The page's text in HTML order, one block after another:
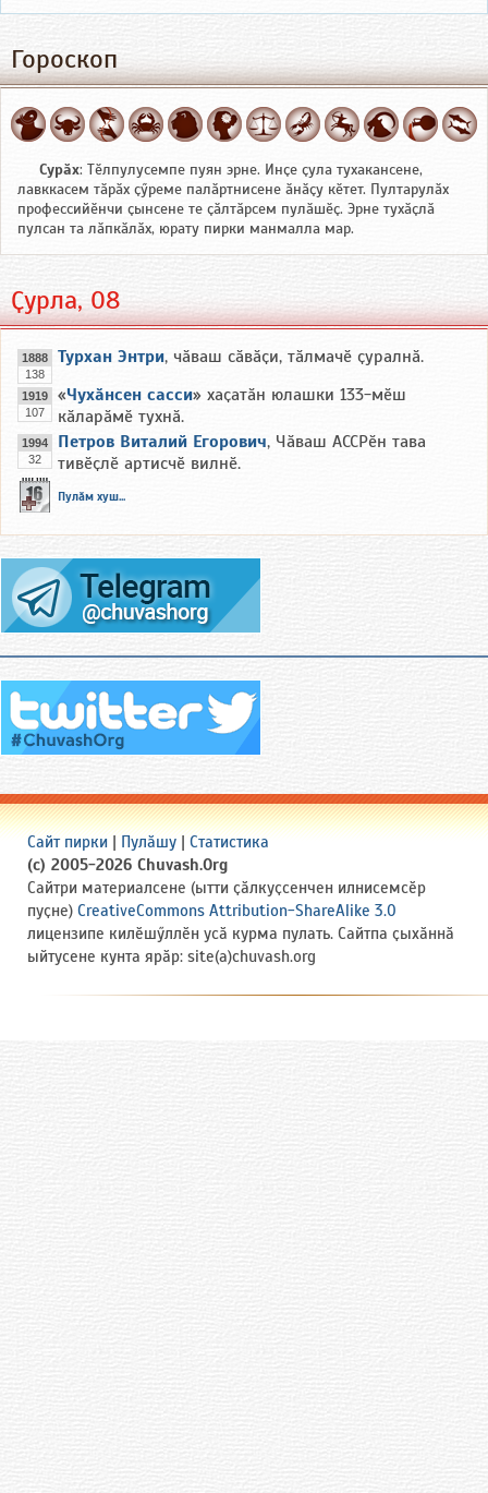
Гороскоп
Сурӑх: Тӗлпулусемпе пуян эрне. Инҫе ҫула тухакансене,
лавккасем тӑрӑх ҫӳреме палӑртнисене ӑнӑҫу кӗтет. Пултарулӑх
профессийӗнчи ҫынсене те ҫӑлтӑрсем пулӑшӗҫ. Эрне тухӑҫлӑ
пулсан та лӑпкӑлӑх, юрату пирки манмалла мар.
Ҫурла, 08
1888
138
Турхан Энтри, чӑваш сӑвӑҫи, тӑлмачӗ ҫуралнӑ.
1919
107
«Чухӑнсен сасси» хаҫатӑн юлашки 133-мӗш
кӑларӑмӗ тухнӑ.
1994
32
Петров Виталий Егорович, Чӑваш АССРӗн тава
тивӗҫлӗ артисчӗ вилнӗ.
Пулӑм хуш...
Сайт пирки | Пулӑшу | Статистика
(c) 2005-2026 Chuvash.Org
Сайтри материалсене (ытти ҫӑлкуҫсенчен илнисемсӗр
пуҫне) CreativeCommons Attribution-ShareAlike 3.0
лицензипе килӗшӳллӗн усӑ курма пулать. Сайтпа ҫыхӑннӑ
ыйтусене кунта ярӑр: site(a)chuvash.org